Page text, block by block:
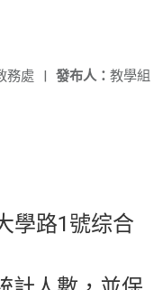
發布人： 教學組
務處 |
學路1號综合